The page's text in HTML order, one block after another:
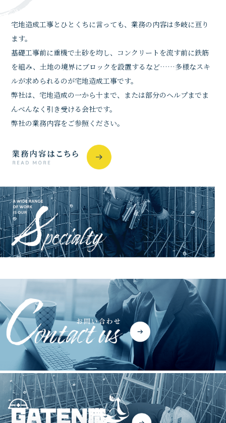
宅地造成工事とひとくちに言っても、業務の内容は多岐に亘り
ます。
基礎工事前に重機で土砂を均し、コンクリートを流す前に鉄筋
を組み、土地の境界にブロックを設置するなど……多様なスキ
ルが求められるのが宅地造成工事です。
弊社は、宅地造成の一から十まで、または部分のヘルプまでま
んべんなく引き受ける会社です。
弊社の業務内容をご参照ください。